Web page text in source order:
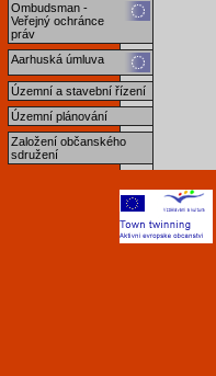
Ombudsman -
Veřejný ochránce
práv
Aarhuská úmluva
Územní a stavební řízení
Územní plánování
Založení občanského
sdružení